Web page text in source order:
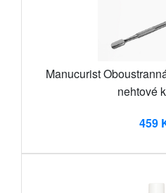
Manucurist
nehtové
459